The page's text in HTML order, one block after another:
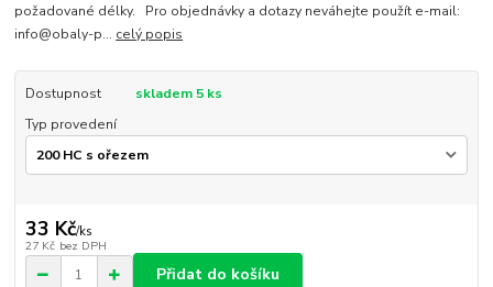
požadované délky. Pro objednávky a dotazy neváhejte použít e-mail:
info@obaly-p... celý popis
Dostupnost
skladem 5 ks
Typ provedení
33 Kč/ks
27 Kč bez DPH
Přidat do košíku